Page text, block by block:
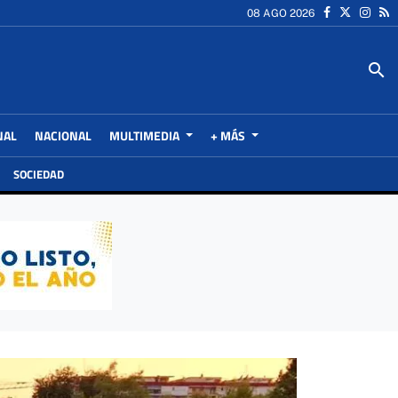
08 AGO 2026
search
NACIONAL MULTIMEDIA + MÁS
SOCIEDAD